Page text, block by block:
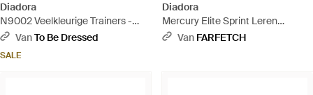
Diadora
N9002 Veelkleurige Trainers -
Blauw
VanTo Be Dressed
SALE
Diadora
Mercury Elite Sprint Leren
Sneakers - Blauw
Van FARFETCH